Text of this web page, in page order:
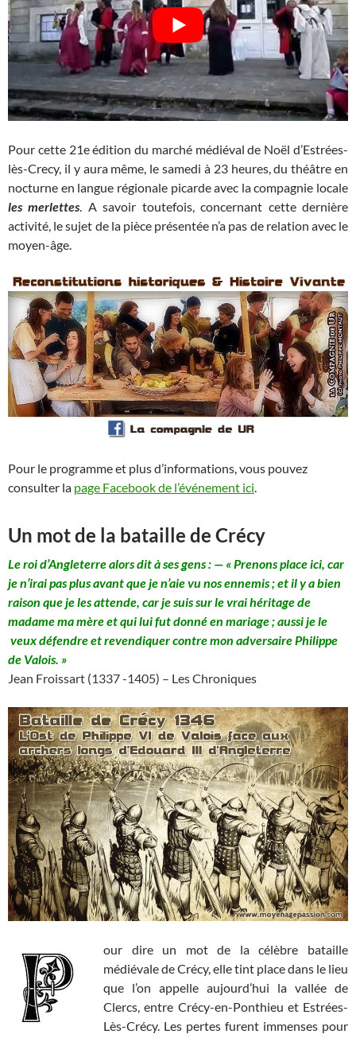
Pour cette 21e édition du marché médiéval de Noël d’Estrées-
lès-Crecy, il y aura même, le samedi à 23 heures, du théâtre en
nocturne en langue régionale picarde avec la compagnie locale
les merlettes. A savoir toutefois, concernant cette dernière
activité, le sujet de la pièce présentée n’a pas de relation avec le
moyen-âge.
Pour le programme et plus d’informations, vous pouvez
consulter la page Facebook de l’événement ici.
Un mot de la bataille de Crécy
Le roi d’Angleterre alors dit à ses gens : — « Prenons place ici, car
je n’irai pas plus avant que je n’aie vu nos ennemis ; et il y a bien
raison que je les attende, car je suis sur le vrai héritage de
madame ma mère et qui lui fut donné en mariage ; aussi je le
veux défendre et revendiquer contre mon adversaire Philippe
de Valois. »
Jean Froissart (1337 -1405) – Les Chroniques
our dire un mot de la célèbre bataille
médiévale de Crécy, elle tint place dans le lieu
que l’on appelle aujourd’hui la vallée de
Clercs, entre Crécy-en-Ponthieu et Estrées-
Lès-Crécy. Les pertes furent immenses pour